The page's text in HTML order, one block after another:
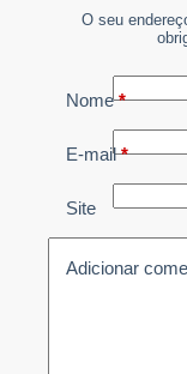
O seu
Nome*
E-mail*
Site
Adicionar